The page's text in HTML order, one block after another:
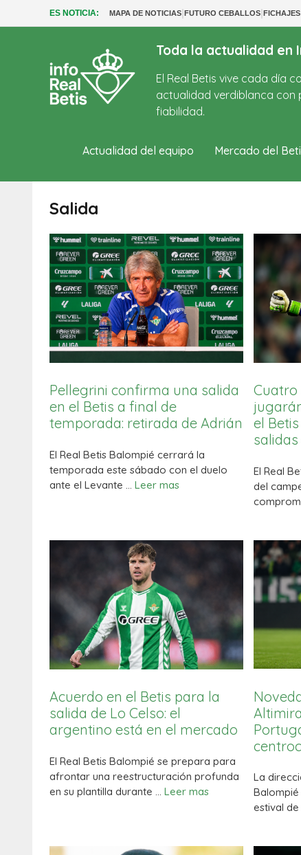
ES NOTICIA: MAPA DE NOTICIAS|FUTURO CEBALLOS|
Toda la actualidad en
El Real Betis vive cada día
actualidad verdiblanca con
fiabilidad.
Actualidad del equipo Mercado del
Salida
Pellegrini confirma una salida
en el Betis a final de
temporada: retirada de Adrián
El Real Betis Balompié cerrará la
temporada este sábado con el duelo
ante el Levante … Leer mas
el
El Real
del
Acuerdo en el Betis para la
salida de Lo Celso: el
argentino está en el mercado
El Real Betis Balompié se prepara para
afrontar una reestructuración profunda
en su plantilla durante … Leer mas
La
estival